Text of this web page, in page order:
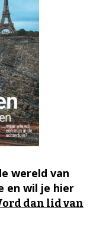
wereld van
en wil je hier
dan lid van